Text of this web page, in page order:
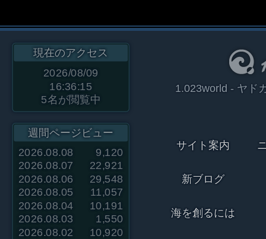
現在のアクセス
2026/08/09
16:36:15
5名が閲覧中
週間ページビュー
2026.08.08
9,120
2026.08.07
22,921
2026.08.06
29,548
2026.08.05
11,057
2026.08.04
10,191
2026.08.03
1,550
2026.08.02
10,920
1.023world - ヤド
サイト案内
新ブログ
海を創るには